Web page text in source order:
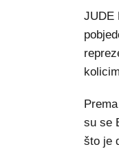
JUDE
su se
što je